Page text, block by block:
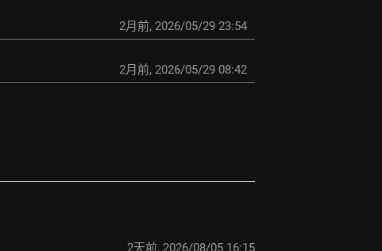
2月前, 2026/05/29 23:54
2月前, 2026/05/29 08:42
2天前, 2026/08/05 16:15